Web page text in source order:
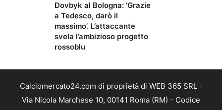
Dovbyk al Bologna: ‘Grazie
a Tedesco, darò il
massimo’. L’attaccante
svela l’ambizioso progetto
rossoblu
Calciomercato24.com di proprietà di WEB 365 SRL -
Via Nicola Marchese 10, 00141 Roma (RM) - Codice